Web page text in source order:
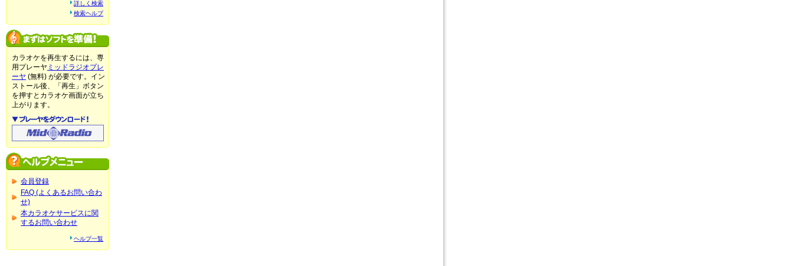
詳しく検索
検索ヘルプ
カラオケを再生するには、専
用プレーヤ ミッドラジオプレ
ーヤ (無料) が必要です。イン
ストール後、「再生」ボタン
を押すとカラオケ画面が立ち
上がります。
会員登録
FAQ (よくあるお問い合わ
せ)
本カラオケサービスに関
するお問い合わせ
ヘルプ一覧